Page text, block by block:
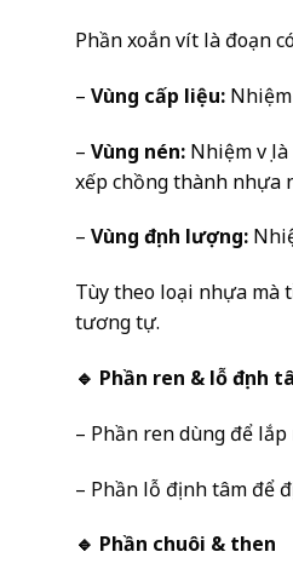
Phần xoắn vít là đoạn
– Vùng cấp liệu:
– Vùng nén: Nhiệm vụ
xếp chồng thành nhựa
– Vùng định lượng:
Tùy theo loại nhựa mà
tương tự.
🔹 Phần ren & lỗ định
– Phần ren dùng để
– Phần lỗ định tâm để
🔹 Phần chuôi & then